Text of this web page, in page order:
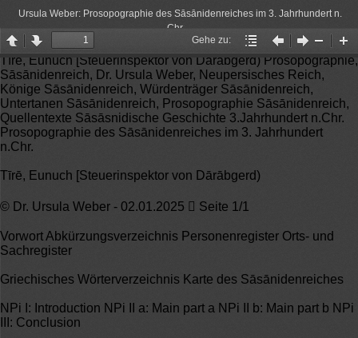
Ursula Weber: Prosopographie des Sāsānidenreiches im 3. Jahrhundert n.
Chr.
Page
up
Page
down
Zoom
Out
In
Gehe zu:
Gehe
zu:
Vorheriger
Artikel
Nächster
Artikel
Tīrē, Eunuch [Steuerinspektor von Dārābgerd) Prosopographie,
Sāsānidenreich, Dr. Ursula Weber, Neupersisches Reich,
Könige Sāsānidenreich, Würdenträger Sāsānidenreich,
Untertanen Sāsānidenreich, Prosopographie Sāsānidenreich,
Quellentexte Sāsāsnidische Geschichte 3.Jahrhundert n.Chr.
Prosopographie des Sāsānidenreiches im 3. Jahrhundert
n.Chr.
Tīrē, Eunuch [Steuerinspektor von Dārābgerd)
© Dr. Ursula Weber - 02.01.2025  Seite 1/1
Vorwort Abkürzungsverzeichnis Personenregister Orts- und
Sachregister
Griechisches Wörterverzeichnis Karte des Sāsānidenreiches
NPi I: Introduction NPi II a: Main part a NPi II b: Main part b NPi
III: Conclusion